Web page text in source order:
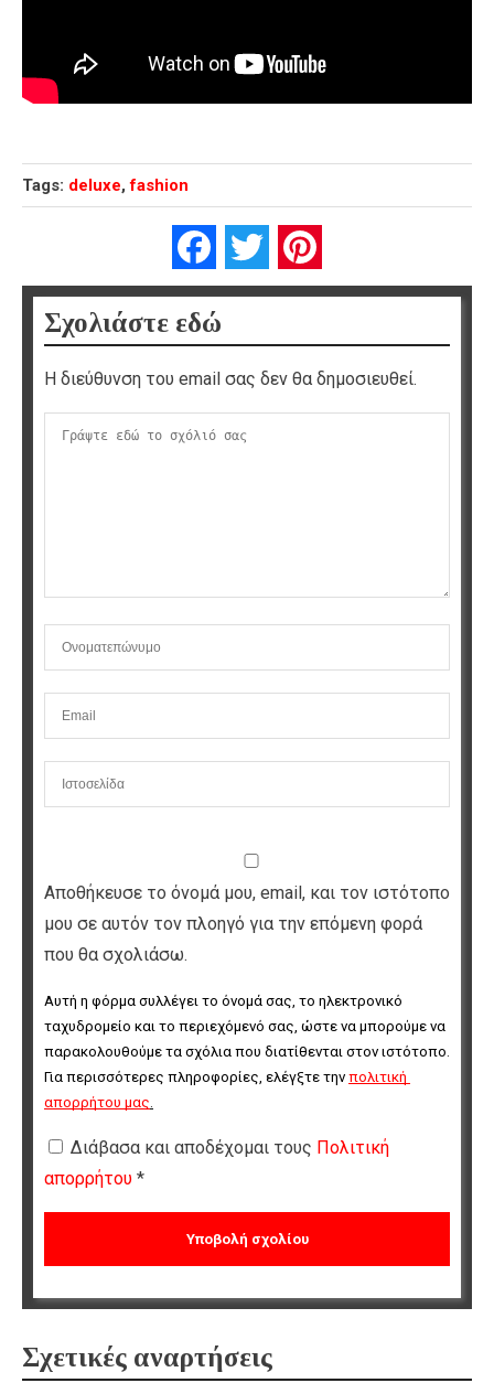
Tags: deluxe,fashion
FacebookTwitter
Σχολιάστε εδώ
Η διεύθυνση του email σας δεν θα δημοσιευθεί.
Αποθήκευσε το όνομά μου, email, και τον ιστότοπο
μου σε αυτόν τον πλοηγό για την επόμενη φορά
που θα σχολιάσω.
Αυτή η φόρμα συλλέγει το όνομά σας, το ηλεκτρονικό
ταχυδρομείο και το περιεχόμενό σας, ώστε να μπορούμε να
παρακολουθούμε τα σχόλια που διατίθενται στον ιστότοπο.
Για περισσότερες πληροφορίες, ελέγξτε την πολιτική
απορρήτου μας.
Διάβασα και αποδέχομαι τους Πολιτική
απορρήτου *
Σχετικές αναρτήσεις